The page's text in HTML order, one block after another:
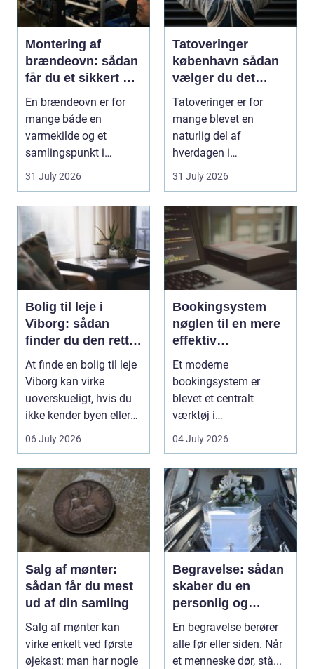
Montering af
brændeovn: sådan
får du et sikkert og
smukt resultat
En brændeovn er for
mange både en
varmekilde og et
samlingspunkt i
hjemmet. Flammerne
31 July 2026
Tatoveringer
københavn sådan
vælger du det
rigtige studie
Tatoveringer er for
mange blevet en
naturlig del af
hverdagen i
København. Byen er
31 July 2026
Bolig til leje i
Viborg: sådan
finder du den rette
lejlighed
At finde en bolig til leje
Viborg kan virke
uoverskueligt, hvis du
ikke kender byen eller
det lokale...
06 July 2026
Bookingsystem
nøglen til en mere
effektiv
klinikhverdag
Et moderne
bookingsystem er
blevet et centralt
værktøj i
sundhedssektoren.
beh...
04 July 2026
Salg af mønter:
sådan får du mest
ud af din samling
Salg af mønter kan
virke enkelt ved første
øjekast: man har nogle
Begravelse: sådan
skaber du en
personlig og
respektfuld afsked
En begravelse berører
alle før eller siden. Når
et menneske dør, stå...